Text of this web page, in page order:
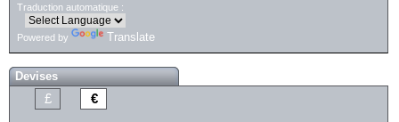
Traduction automatique :
Powered by Translate
Devises
£ €